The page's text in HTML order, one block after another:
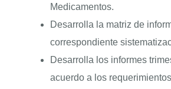
Medicamentos.
Desarrolla la matriz de
correspondiente
Desarrolla los informes
acuerdo a los